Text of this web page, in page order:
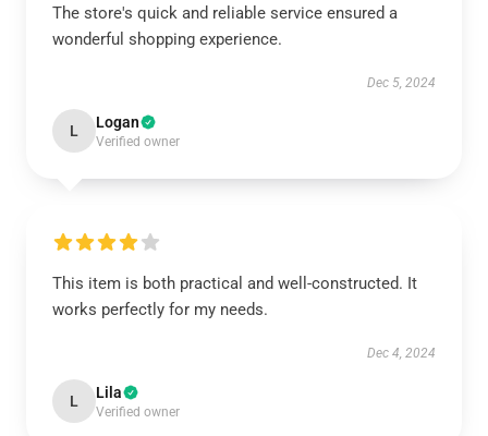
The store's quick and reliable service ensured a
wonderful shopping experience.
Dec 5, 2024
L Logan
Verified owner
This item is both practical and well-constructed. It
works perfectly for my needs.
Dec 4, 2024
L Lila
Verified owner